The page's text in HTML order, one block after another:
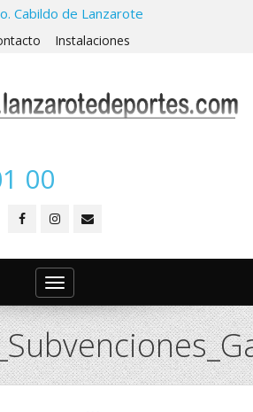
Cabildo de Lanzarote
Instalaciones
00
Toggle
navigation